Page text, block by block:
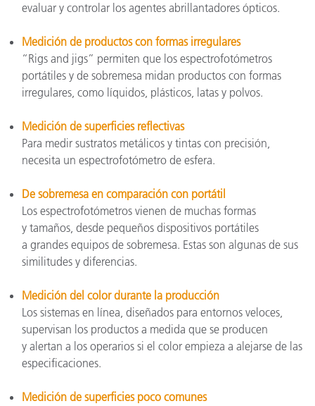
evaluar y controlar los agentes abrillantadores ópticos.
Medición de productos con formas irregulares
“Rigs and jigs” permiten que los espectrofotómetros
portátiles y de sobremesa midan productos con formas
irregulares, como líquidos, plásticos, latas y polvos.
Medición de superficies reflectivas
Para medir sustratos metálicos y tintas con precisión,
necesita un espectrofotómetro de esfera.
De sobremesa en comparación con portátil
Los espectrofotómetros vienen de muchas formas
y tamaños, desde pequeños dispositivos portátiles
a grandes equipos de sobremesa. Estas son algunas de sus
similitudes y diferencias.
Medición del color durante la producción
Los sistemas en línea, diseñados para entornos veloces,
supervisan los productos a medida que se producen
y alertan a los operarios si el color empieza a alejarse de las
especificaciones.
Medición de superficies poco comunes